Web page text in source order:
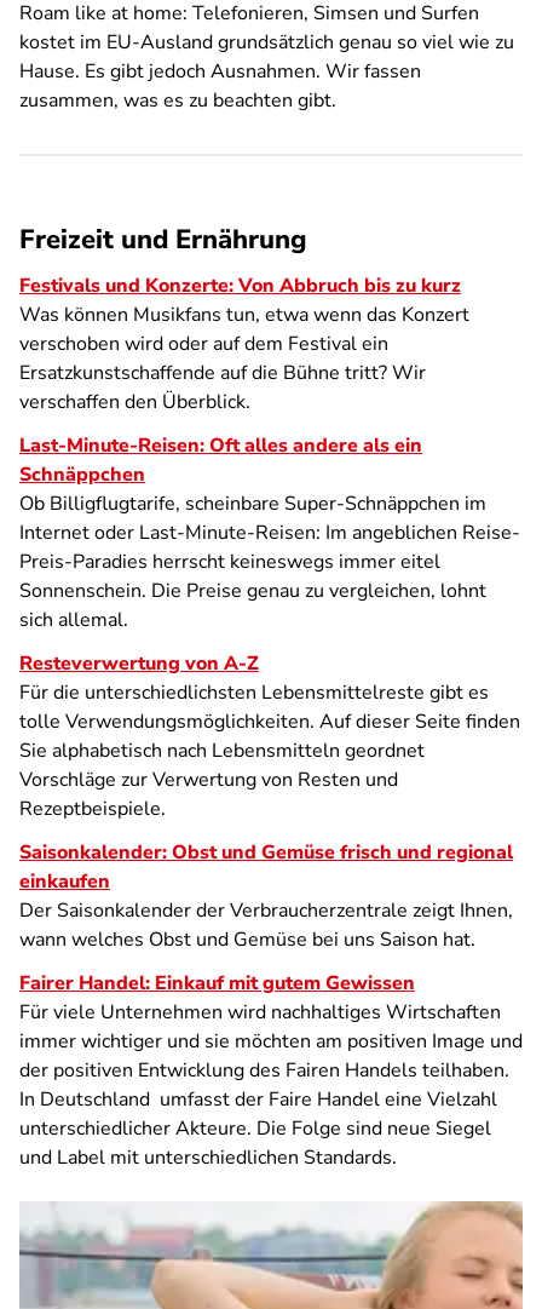
Roam like at home: Telefonieren, Simsen und Surfen
kostet im EU-Ausland grundsätzlich genau so viel wie zu
Hause. Es gibt jedoch Ausnahmen. Wir fassen
zusammen, was es zu beachten gibt.
Freizeit und Ernährung
Festivals und Konzerte: Von Abbruch bis zu kurz
Was können Musikfans tun, etwa wenn das Konzert
verschoben wird oder auf dem Festival ein
Ersatzkunstschaffende auf die Bühne tritt? Wir
verschaffen den Überblick.
Last-Minute-Reisen: Oft alles andere als ein
Schnäppchen
Ob Billigflugtarife, scheinbare Super-Schnäppchen im
Internet oder Last-Minute-Reisen: Im angeblichen Reise-
Preis-Paradies herrscht keineswegs immer eitel
Sonnenschein. Die Preise genau zu vergleichen, lohnt
sich allemal.
Resteverwertung von A-Z
Für die unterschiedlichsten Lebensmittelreste gibt es
tolle Verwendungsmöglichkeiten. Auf dieser Seite finden
Sie alphabetisch nach Lebensmitteln geordnet
Vorschläge zur Verwertung von Resten und
Rezeptbeispiele.
Saisonkalender: Obst und Gemüse frisch und regional
einkaufen
Der Saisonkalender der Verbraucherzentrale zeigt Ihnen,
wann welches Obst und Gemüse bei uns Saison hat.
Fairer Handel: Einkauf mit gutem Gewissen
Für viele Unternehmen wird nachhaltiges Wirtschaften
immer wichtiger und sie möchten am positiven Image und
der positiven Entwicklung des Fairen Handels teilhaben.
In Deutschland umfasst der Faire Handel eine Vielzahl
unterschiedlicher Akteure. Die Folge sind neue Siegel
und Label mit unterschiedlichen Standards.